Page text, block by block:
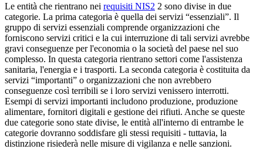
Le entità che rientrano nei requisiti NIS2 2 sono divise in due
categorie. La prima categoria è quella dei servizi “essenziali”. Il
gruppo di servizi essenziali comprende organizzazioni che
forniscono servizi critici e la cui interruzione di tali servizi avrebbe
gravi conseguenze per l'economia o la società del paese nel suo
complesso. In questa categoria rientrano settori come l'assistenza
sanitaria, l'energia e i trasporti. La seconda categoria è costituita da
servizi “importanti” o organizzazioni che non avrebbero
conseguenze così terribili se i loro servizi venissero interrotti.
Esempi di servizi importanti includono produzione, produzione
alimentare, fornitori digitali e gestione dei rifiuti. Anche se queste
due categorie sono state divise, le entità all'interno di entrambe le
categorie dovranno soddisfare gli stessi requisiti - tuttavia, la
distinzione risiederà nelle misure di vigilanza e nelle sanzioni.